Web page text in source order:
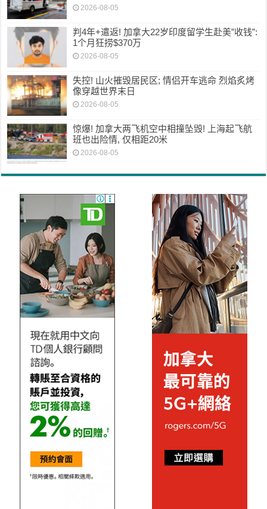
2026-08-05
判4年+遣返! 加拿大22岁印度留学生赴美”收钱”:
1个月狂捞$370万
2026-08-05
失控! 山火摧毁居民区; 情侣开车逃命 烈焰炙烤
像穿越世界末日
2026-08-05
惊爆! 加拿大两飞机空中相撞坠毁! 上海起飞航
班也出险情, 仅相距20米
2026-08-05